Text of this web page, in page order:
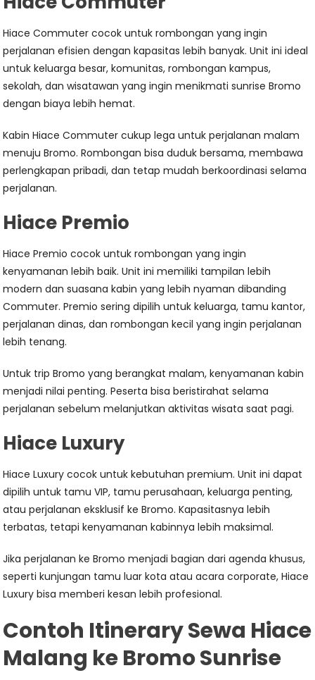
Hiace Commuter cocok untuk rombongan yang ingin
perjalanan efisien dengan kapasitas lebih banyak. Unit ini ideal
untuk keluarga besar, komunitas, rombongan kampus,
sekolah, dan wisatawan yang ingin menikmati sunrise Bromo
dengan biaya lebih hemat.
Kabin Hiace Commuter cukup lega untuk perjalanan malam
menuju Bromo. Rombongan bisa duduk bersama, membawa
perlengkapan pribadi, dan tetap mudah berkoordinasi selama
perjalanan.
Hiace Premio
Hiace Premio cocok untuk rombongan yang ingin
kenyamanan lebih baik. Unit ini memiliki tampilan lebih
modern dan suasana kabin yang lebih nyaman dibanding
Commuter. Premio sering dipilih untuk keluarga, tamu kantor,
perjalanan dinas, dan rombongan kecil yang ingin perjalanan
lebih tenang.
Untuk trip Bromo yang berangkat malam, kenyamanan kabin
menjadi nilai penting. Peserta bisa beristirahat selama
perjalanan sebelum melanjutkan aktivitas wisata saat pagi.
Hiace Luxury
Hiace Luxury cocok untuk kebutuhan premium. Unit ini dapat
dipilih untuk tamu VIP, tamu perusahaan, keluarga penting,
atau perjalanan eksklusif ke Bromo. Kapasitasnya lebih
terbatas, tetapi kenyamanan kabinnya lebih maksimal.
Jika perjalanan ke Bromo menjadi bagian dari agenda khusus,
seperti kunjungan tamu luar kota atau acara corporate, Hiace
Luxury bisa memberi kesan lebih profesional.
Contoh Itinerary Sewa Hiace
Malang ke Bromo Sunrise